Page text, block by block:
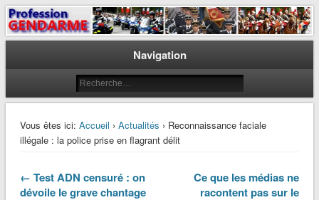
Profession Gendarme
Le journal des gendarmes
Navigation
Vous êtes ici: Accueil › Actualités › Reconnaissance faciale
illégale : la police prise en flagrant délit
← Test ADN censuré : on
dévoile le grave chantage
Ce que les médias ne
racontent pas sur le